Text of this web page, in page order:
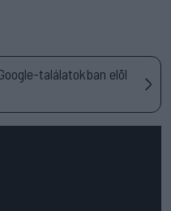
találatokban elöl